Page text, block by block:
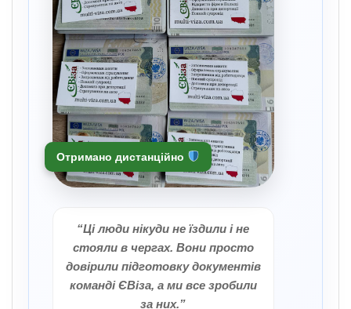
Отримано дистанційно
“Ці люди нікуди не їздили і не
стояли в чергах. Вони просто
довірили підготовку документів
команді ЄВіза, а ми все зробили
за них.”